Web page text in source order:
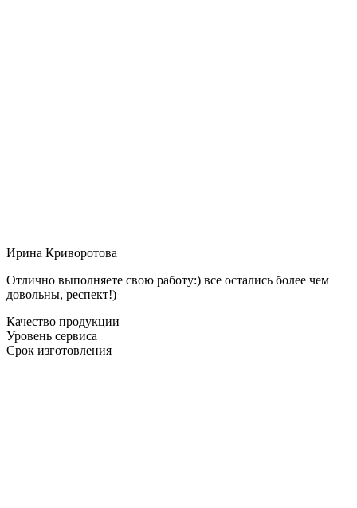
Ирина Криворотова
Отлично выполняете свою работу:) все остались более чем
довольны, респект!)
Качество продукции
Уровень сервиса
Срок изготовления